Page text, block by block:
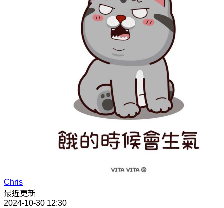
Chris
最近更新
2024-10-30 12:30